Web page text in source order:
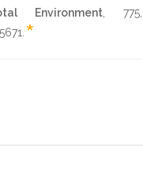
Environment
775
*